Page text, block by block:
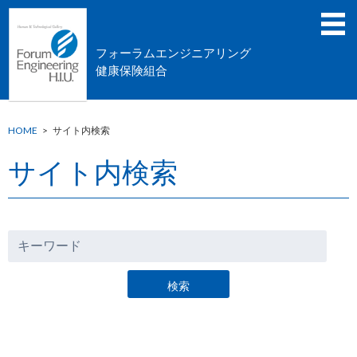
フォーラムエンジニアリング
健康保険組合
HOME > サイト内検索
サイト内検索